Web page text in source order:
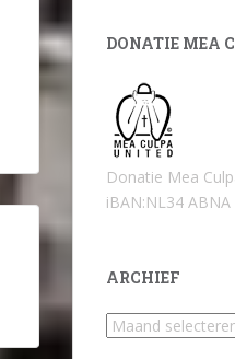
DONATIE MEA
Donatie Mea
iBAN:NL34 ABNA
ARCHIEF
Archief